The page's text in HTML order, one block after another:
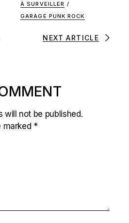
À SURVEILLER /
GARAGE PUNK ROCK
NEXT ARTICLE
will not be published.
marked *